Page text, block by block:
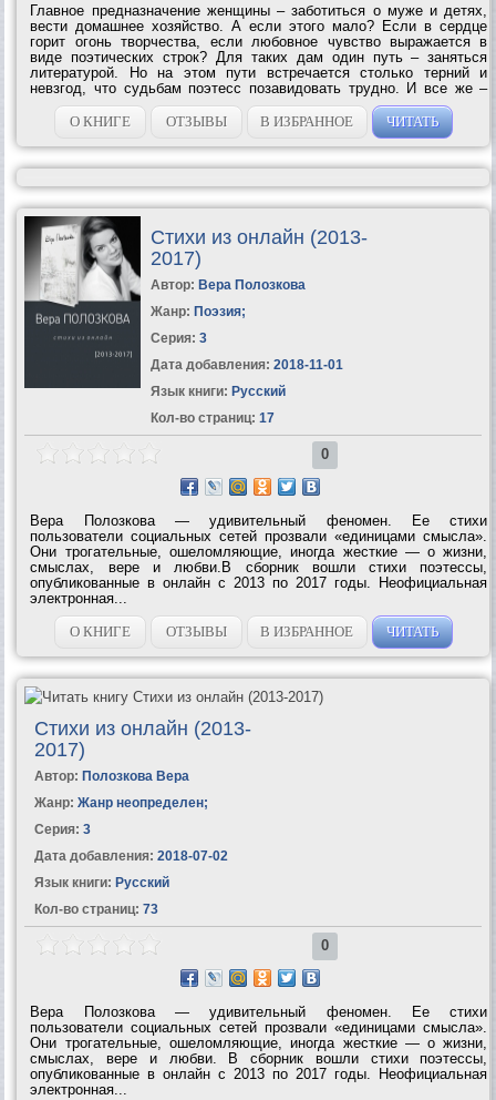
Главное предназначение женщины – заботиться о муже и детях,
вести домашнее хозяйство. А если этого мало? Если в сердце
горит огонь творчества, если любовное чувство выражается в
виде поэтических строк? Для таких дам один путь – заняться
литературой. Но на этом пути встречается столько терний и
невзгод, что судьбам поэтесс позавидовать трудно. И все же –
они прекрасны! О том, как жили и творили Зинаида Гиппиус,
Каролина Павлова, Марина...
О КНИГЕ ОТЗЫВЫ В ИЗБРАННОЕ ЧИТАТЬ
Стихи из онлайн (2013-
2017)
Автор: Вера Полозкова
Жанр: Поэзия;
Серия: 3
Дата добавления: 2018-11-01
Язык книги: Русский
Кол-во страниц: 17
0
Вера Полозкова — удивительный феномен. Ее стихи
пользователи социальных сетей прозвали «единицами смысла».
Они трогательные, ошеломляющие, иногда жесткие — о жизни,
смыслах, вере и любви.В сборник вошли стихи поэтессы,
опубликованные в онлайн с 2013 по 2017 годы. Неофициальная
электронная...
О КНИГЕ
ОТЗЫВЫ В ИЗБРАННОЕ ЧИТАТЬ
Стихи из онлайн (2013-
2017)
Автор: Полозкова Вера
Жанр: Жанр неопределен;
Серия: 3
Дата добавления: 2018-07-02
Язык книги: Русский
Кол-во страниц: 73
0
Вера Полозкова — удивительный феномен. Ее стихи
пользователи социальных сетей прозвали «единицами смысла».
Они трогательные, ошеломляющие, иногда жесткие — о жизни,
смыслах, вере и любви. В сборник вошли стихи поэтессы,
опубликованные в онлайн с 2013 по 2017 годы. Неофициальная
электронная...